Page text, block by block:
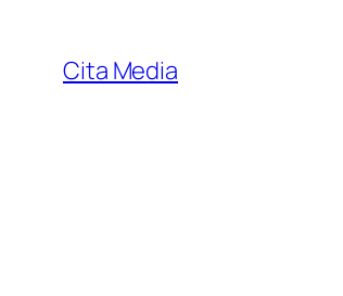
content
Cita Media